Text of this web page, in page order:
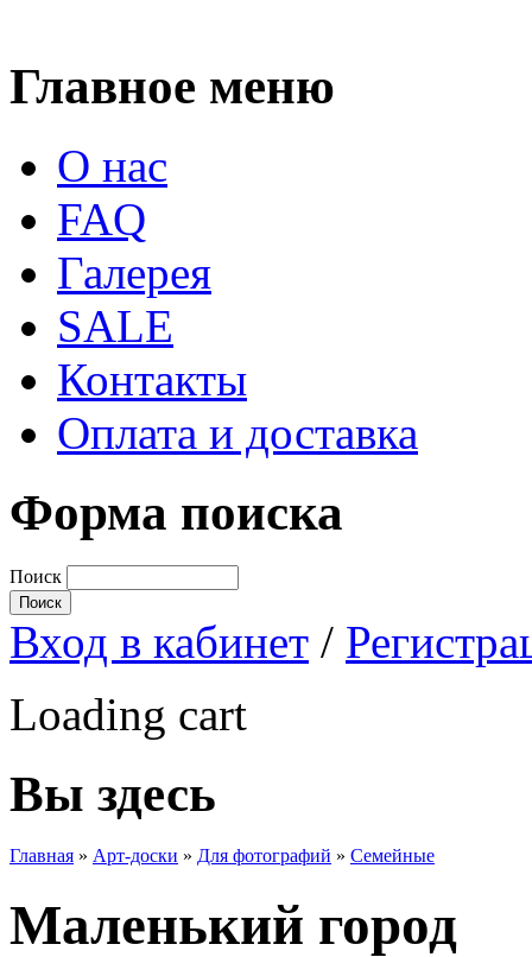
Главное меню
О нас
FAQ
Галерея
SALE
Контакты
Оплата и доставка
Форма поиска
Поиск
Вход в кабинет /
Loading cart
Вы здесь
Главная » Арт-доски » Для фотографий » Семейные
Маленький город